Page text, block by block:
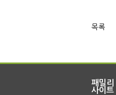
목록
패밀리
사이트